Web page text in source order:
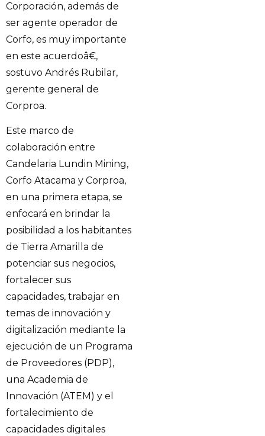
Corporación, además de
ser agente operador de
Corfo, es muy importante
en este acuerdoâ€,
sostuvo Andrés Rubilar,
gerente general de
Corproa.
Este marco de
colaboración entre
Candelaria Lundin Mining,
Corfo Atacama y Corproa,
en una primera etapa, se
enfocará en brindar la
posibilidad a los habitantes
de Tierra Amarilla de
potenciar sus negocios,
fortalecer sus
capacidades, trabajar en
temas de innovación y
digitalización mediante la
ejecución de un Programa
de Proveedores (PDP),
una Academia de
Innovación (ATEM) y el
fortalecimiento de
capacidades digitales